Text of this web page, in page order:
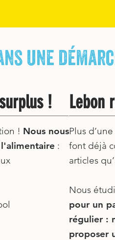
une
!
! Nous nous
l'alimentaire :
Lebon
Plus
font déjà
articles
Nous
pour un
régulier :
proposer